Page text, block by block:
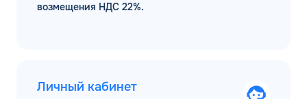
возмещения НДС 22%.
Личный кабинет